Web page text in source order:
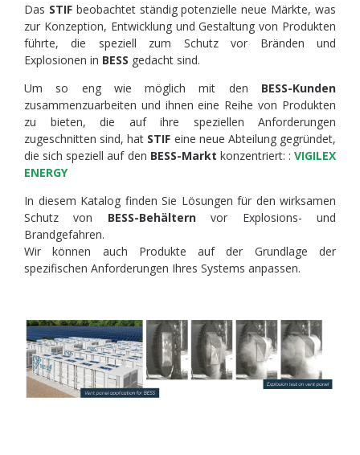
Das STIFbeobachtet ständig potenzielle neue Märkte, was
zur Konzeption, Entwicklung und Gestaltung von Produkten
führte, die speziell zum Schutz vor Bränden und
Explosionen in BESS gedacht sind.
Um so eng wie möglich mit den BESS-Kunden
zusammenzuarbeiten und ihnen eine Reihe von Produkten
zu bieten, die auf ihre speziellen Anforderungen
zugeschnitten sind, hat STIF eine neue Abteilung gegründet,
die sich speziell auf den BESS-Markt konzentriert: : VIGILEX
ENERGY
In diesem Katalog finden Sie Lösungen für den wirksamen
Schutz von BESS-Behälternvor Explosions- und
Brandgefahren.
Wir können auch Produkte auf der Grundlage der
spezifischen Anforderungen Ihres Systems anpassen.